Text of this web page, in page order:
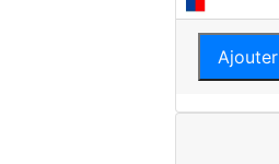
Ajouter